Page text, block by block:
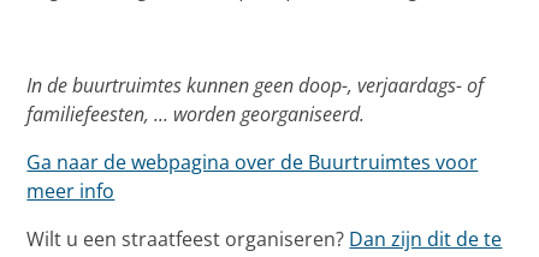
In de buurtruimtes kunnen geen doop-, verjaardags- of
familiefeesten, ... worden georganiseerd.
Ga naar de webpagina over de Buurtruimtes voor
meer info
Wilt u een straatfeest organiseren? Dan zijn dit de te